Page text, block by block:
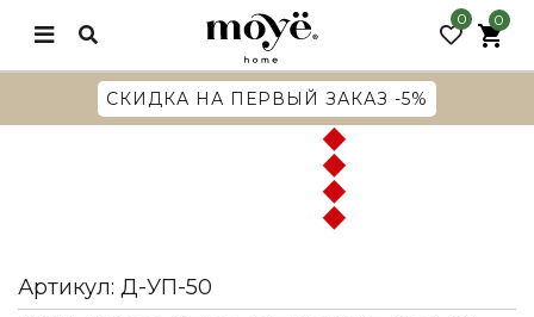
0 0
СКИДКА НА ПЕРВЫЙ ЗАКАЗ -5%
Артикул: Д-УП-50